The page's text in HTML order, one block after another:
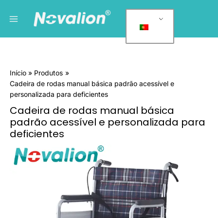
para
conteúdo
principal
a
o
r
a
s
Início
Produtos
Cadeira de rodas manual básica padrão acessível e
personalizada para deficientes
Cadeira de rodas manual básica
padrão acessível e personalizada para
deficientes
Quantidade
de
Basic